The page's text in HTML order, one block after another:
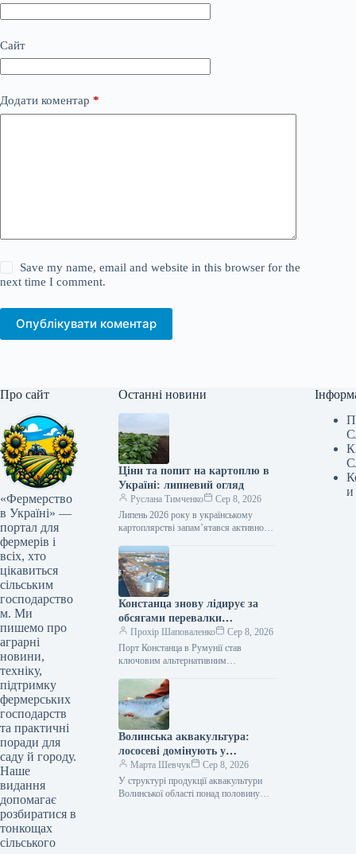
Сайт
Додати коментар *
Save my name, email and website in this browser for the
next time I comment.
Опублікувати коментар
Про сайт
«Фермерство
в Україні» —
портал для
фермерів і
всіх, хто
цікавиться
сільським
господарство
м. Ми
пишемо про
аграрні
новини,
техніку,
підтримку
фермерських
господарств
та практичні
поради для
саду й городу.
Наше
видання
допомагає
розбиратися в
тонкощах
сільського
Останні новини
Ціни та попит на картоплю в
Україні: липневий огляд
Руслана Тимченко
Сер 8, 2026
Липень 2026 року в українському
картоплярстві запам’ятався активною
презентацією першого
загальнонаціонального дослідження
споживання картоплі, сезонним
зниженням…
Констанца знову лідирує за
обсягами перевалки
українських вантажів
Прохір Шаповаленко
Сер 8, 2026
Порт Констанца в Румунії став
ключовим альтернативним
агроекспорту. Розвиток цього
маршруту, розширення логістичних
потужностей та підтримка…
Волинська аквакультура:
лососеві домінують у
продукції
Марта Шевчук
Сер 8, 2026
У структурі продукції аквакультури
Волинської області понад половину
и